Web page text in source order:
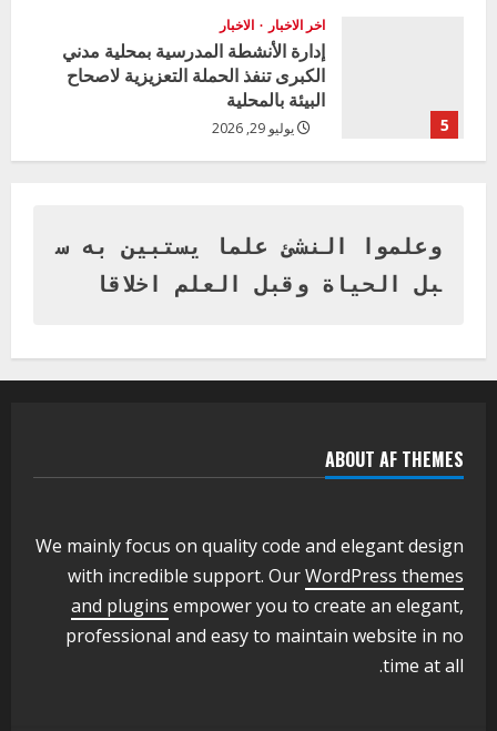
5
اخر الاخبار الاخبار
إدارة الأنشطة المدرسية بمحلية مدني
الكبرى تنفذ الحملة التعزيزية لاصحاح
البيئة بالمحلية
يوليو 29, 2026
بنات بمحلية ود مدني الكبرى
أغسطس 3, 2026
يعلن تخفيض الرسوم الدراسية لهذا العام
بنسبة15%
3
وزير التربية والتعليم بالولاية يدشن ورشة
أغسطس 3, 2026
اخر الاخبار الاخبار
مدير إدارة الجودة و التطوير الإداري
بوزارة التربية تشارك الملتقي التنسيقي
وعلموا النشئ علما يستبين به س
بل الحياة وقبل العلم اخلاقا
ABOUT AF THEMES
We mainly focus on quality code and elegant design
with incredible support. OurWordPress themes
and plugins empower you to create an elegant,
professional and easy to maintain website in no
time at all.